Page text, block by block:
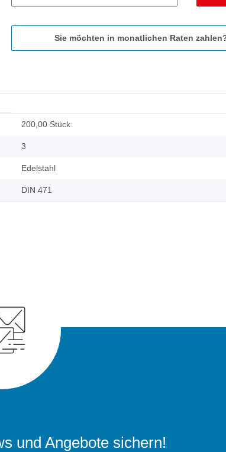
Sie möchten in monatlichen Raten
200,00 Stück
3
Edelstahl
DIN 471
und Angebote sichern!